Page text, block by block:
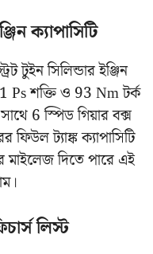
ক্যাপাসিটি
টুইন সিলিন্ডার ইঞ্জিন
Ps শক্তি ও 93 Nm টর্ক
6 স্পিড গিয়ার বক্স
ট্যাঙ্ক ক্যাপাসিটি
মাইলেজ দিতে পারে এই
লিস্ট